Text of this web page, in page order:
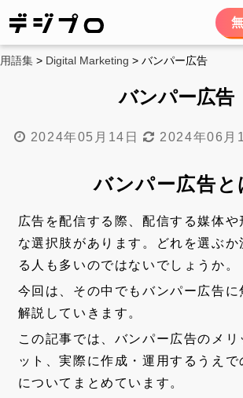
用語集 > Digital Marketing > バンパー広告
バンパー広告
2024年05月14日 2024年06月
バンパー広告と
広告を配信する際、配信する媒体や
な選択肢があります。どれを選ぶか
る人も多いのではないでしょうか。
今回は、その中でもバンパー広告に
解説していきます。
この記事では、バンパー広告のメリ
ット、実際に作成・運用するうえで
についてまとめています。